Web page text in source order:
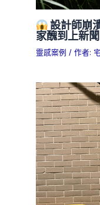
設計師崩
家醜到上新聞
靈感案例 / 作者: